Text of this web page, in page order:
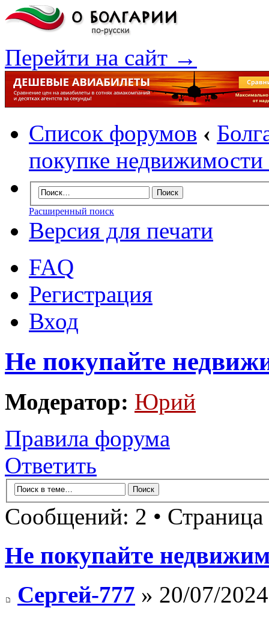
Перейти на сайт →
Список форумов ‹
покупке недвижимости
Расширенный поиск
Версия для печати
FAQ
Регистрация
Вход
Не покупайте
Модератор: Юрий
Правила форума
Ответить
Сообщений: 2 • Страница
Не покупайте
Сергей-777 » 20/07/